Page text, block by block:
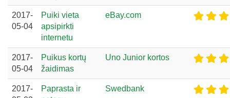
2017-
05-04
Puiki vieta
apsipirkti
internetu
eBay.com
2017-
05-04
Puikus kortų
žaidimas
Uno Junior kortos
2017-
Paprasta ir
Swedbank